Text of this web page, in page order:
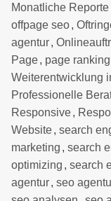
Monatliche
offpage seo,
agentur,
Page, page ranking
Weiterentwicklung
Professionelle
Responsive,
Website, search
marketing , search
optimizing , search
agentur, seo